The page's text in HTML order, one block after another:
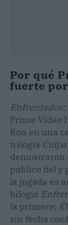
Por qué
fuerte
Enfrentados:
Prime Video
Ron en una
trilogía
demostraron
público fiel y
la jugada es
bilogía
la primera;
sin fecha